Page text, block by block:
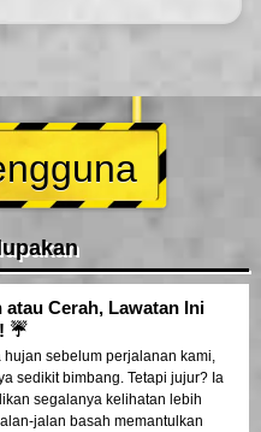
atau Cerah, Lawatan Ini
☔
hujan sebelum perjalanan kami,
sedikit bimbang. Tetapi jujur? Ia
segalanya kelihatan lebih
jalan basah memantulkan